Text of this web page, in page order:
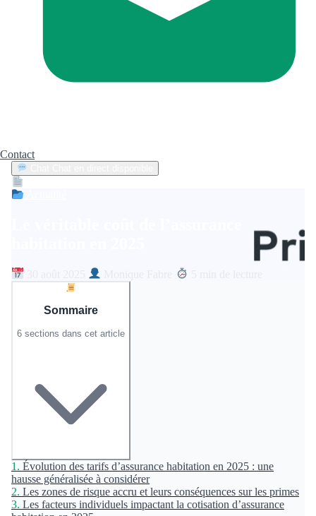
Contact
Sommaire
6 sections dans cet article
1. Évolution des tarifs d’assurance habitation en 2025 : une
hausse généralisée à considérer
2. Les zones de risque accru et leurs conséquences sur les primes
3. Les facteurs individuels impactant la cotisation d’assurance